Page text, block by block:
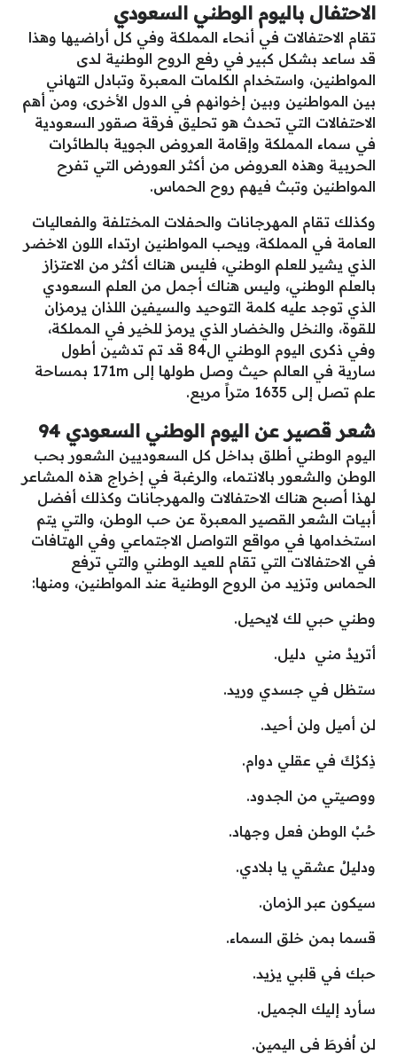
الاحتفال باليوم الوطني السعودي
تقام الاحتفالات في أنحاء المملكة وفي كل أراضيها وهذا
قد ساعد بشكل كبير في رفع الروح الوطنية لدى
المواطنين، واستخدام الكلمات المعبرة وتبادل التهاني
بين المواطنين وبين إخوانهم في الدول الأخرى، ومن أهم
الاحتفالات التي تحدث هو تحليق فرقة صقور السعودية
في سماء المملكة وإقامة العروض الجوية بالطائرات
الحربية وهذه العروض من أكثر العورض التي تفرح
المواطنين وتبث فيهم روح الحماس.
وكذلك تقام المهرجانات والحفلات المختلفة والفعاليات
العامة في المملكة، ويحب المواطنين ارتداء اللون الاخضر
الذي يشير للعلم الوطني، فليس هناك أكثر من الاعتزاز
بالعلم الوطني، وليس هناك أجمل من العلم السعودي
الذي توجد عليه كلمة التوحيد والسيفين اللذان يرمزان
للقوة، والنخل والخضار الذي يرمز للخير في المملكة،
وفي ذكرى اليوم الوطني ال84 قد تم تدشين أطول
سارية في العالم حيث وصل طولها إلى 171m بمساحة
علم تصل إلى 1635 متراً مربع.
شعر قصير عن اليوم الوطني السعودي 94
اليوم الوطني أطلق بداخل كل السعوديين الشعور بحب
الوطن والشعور بالانتماء، والرغبة في إخراج هذه المشاعر
لهذا أصبح هناك الاحتفالات والمهرجانات وكذلك أفضل
أبيات الشعر القصير المعبرة عن حب الوطن، والتي يتم
استخدامها في مواقع التواصل الاجتماعي وفي الهتافات
في الاحتفالات التي تقام للعيد الوطني والتي ترفع
الحماس وتزيد من الروح الوطنية عند المواطنين، ومنها:
وطني حبي لك لايحيل.
أتريدُ مني دليل.
ستظل في جسدي وريد.
لن أميل ولن أحيد.
ذِكرُكَ في عقلي دوام.
ووصيتي من الجدود.
حُبُ الوطن فعل وجهاد.
ودليلُ عشقي يا بلادي.
سيكون عبر الزمان.
قسما بمن خلق السماء.
حبك في قلبي يزيد.
سأرد إليك الجميل.
لن اُفرِطَ في اليمين.